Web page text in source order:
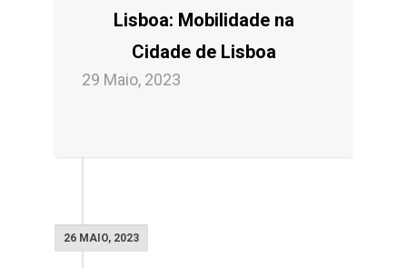
Lisboa: Mobilidade na
Cidade de Lisboa
29 Maio, 2023
26 MAIO, 2023